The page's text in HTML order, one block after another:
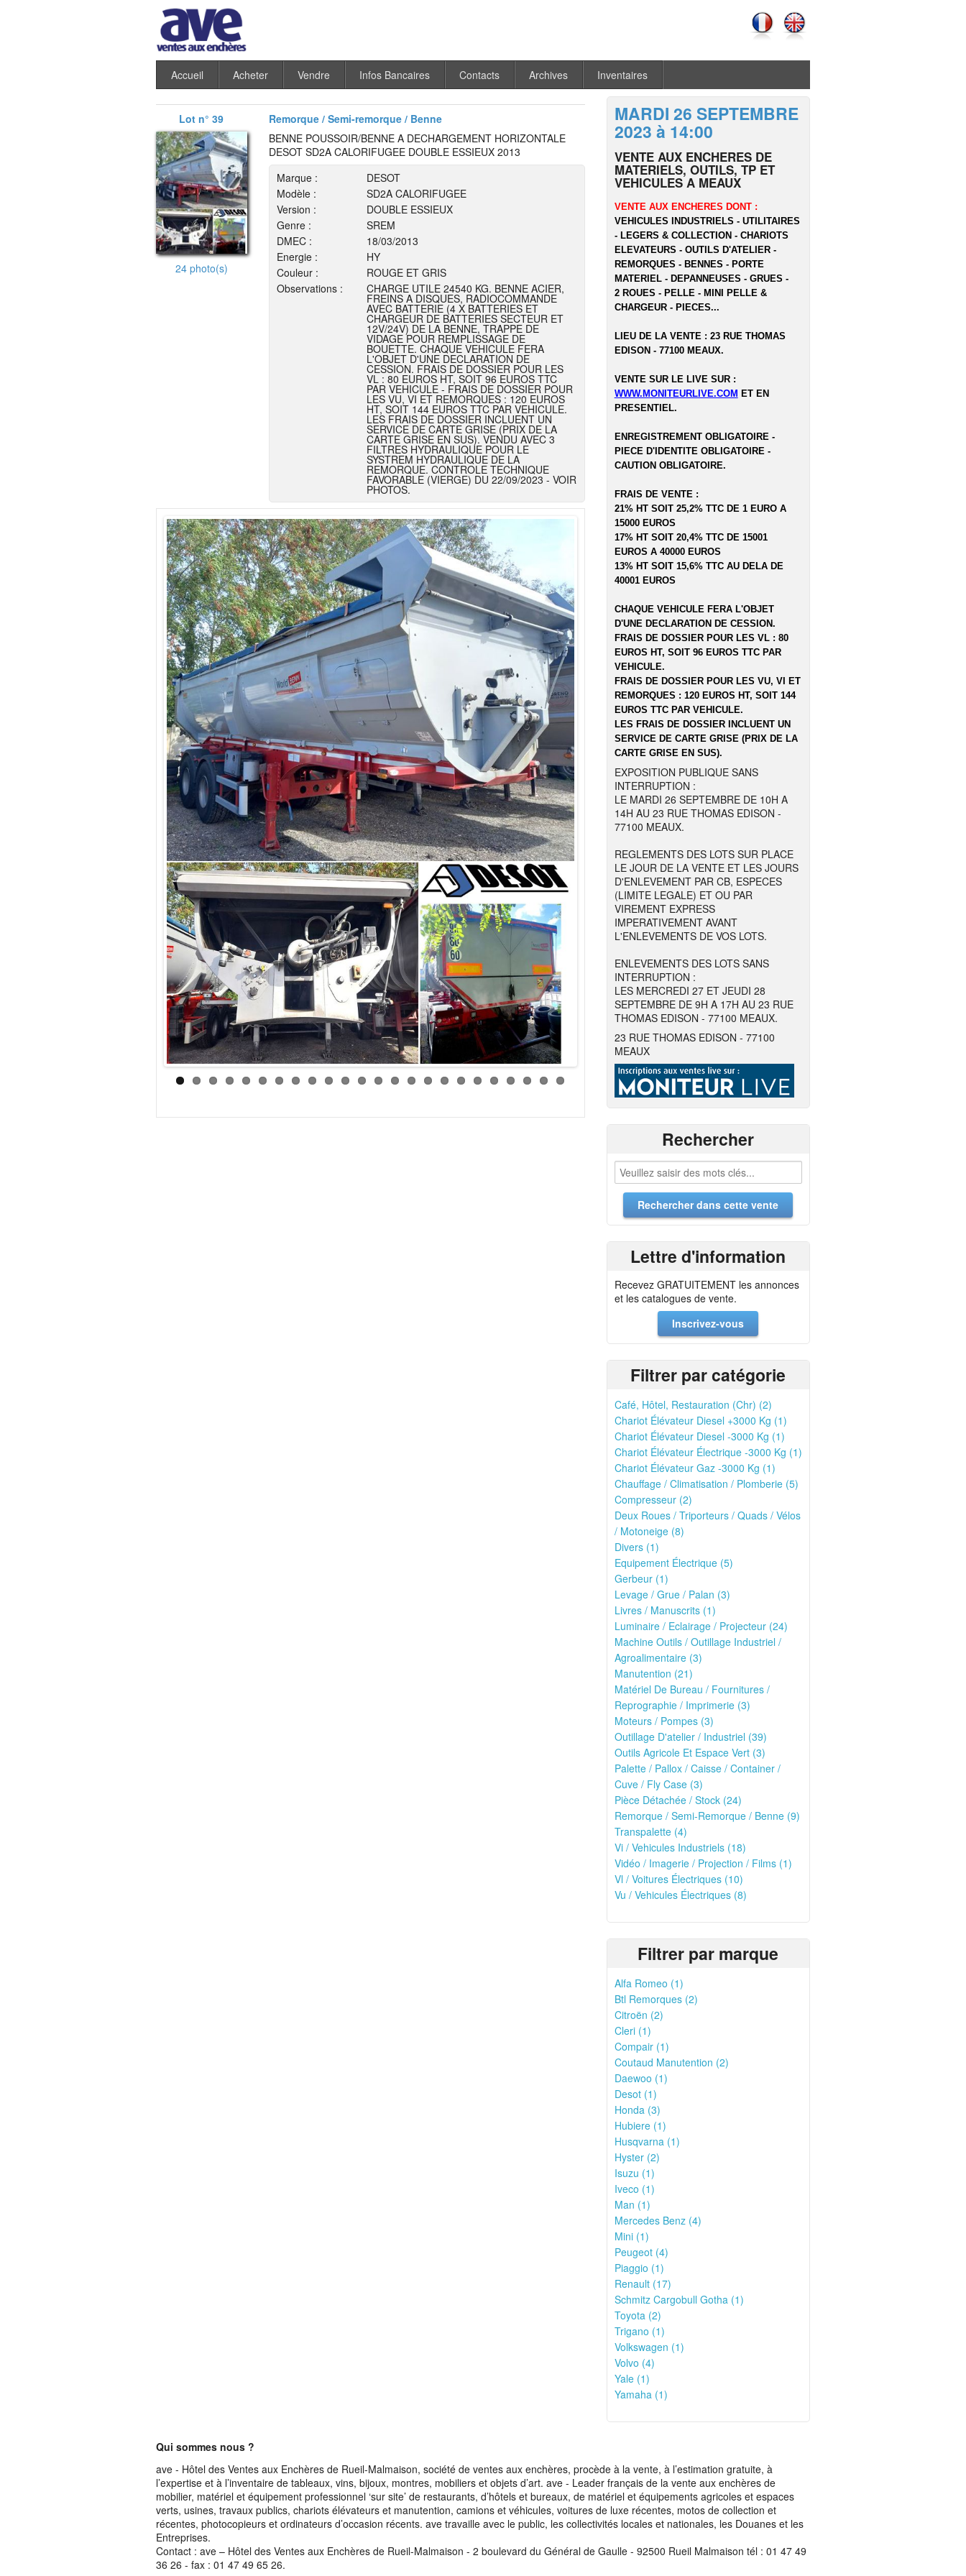
Accueil Acheter Vendre Infos Bancaires Contacts Archives Inventaires
Lot n° 39 Remorque / Semi-remorque / Benne
24 photo(s)
BENNE POUSSOIR/BENNE A DECHARGEMENT HORIZONTALE
DESOT SD2A CALORIFUGEE DOUBLE ESSIEUX 2013
Marque :
DESOT
Modèle :
SD2A CALORIFUGEE
Version :
DOUBLE ESSIEUX
Genre :
SREM
DMEC :
18/03/2013
Energie :
HY
Couleur :
ROUGE ET GRIS
Observations :
CHARGE UTILE 24540 KG. BENNE ACIER,
FREINS A DISQUES, RADIOCOMMANDE
AVEC BATTERIE (4 X BATTERIES ET
CHARGEUR DE BATTERIES SECTEUR ET
12V/24V) DE LA BENNE, TRAPPE DE
VIDAGE POUR REMPLISSAGE DE
BOUETTE. CHAQUE VEHICULE FERA
L'OBJET D'UNE DECLARATION DE
CESSION. FRAIS DE DOSSIER POUR LES
VL : 80 EUROS HT, SOIT 96 EUROS TTC
PAR VEHICULE - FRAIS DE DOSSIER POUR
LES VU, VI ET REMORQUES : 120 EUROS
HT, SOIT 144 EUROS TTC PAR VEHICULE.
LES FRAIS DE DOSSIER INCLUENT UN
SERVICE DE CARTE GRISE (PRIX DE LA
CARTE GRISE EN SUS). VENDU AVEC 3
FILTRES HYDRAULIQUE POUR LE
SYSTREM HYDRAULIQUE DE LA
REMORQUE. CONTROLE TECHNIQUE
FAVORABLE (VIERGE) DU 22/09/2023 - VOIR
PHOTOS.
MARDI 26 SEPTEMBRE
2023 à 14:00
VENTE AUX ENCHERES DE
MATERIELS, OUTILS, TP ET
VEHICULES A MEAUX
VENTE AUX ENCHERES DONT :
VEHICULES INDUSTRIELS - UTILITAIRES
- LEGERS & COLLECTION - CHARIOTS
ELEVATEURS - OUTILS D'ATELIER -
REMORQUES - BENNES - PORTE
MATERIEL - DEPANNEUSES - GRUES -
2 ROUES - PELLE - MINI PELLE &
CHARGEUR - PIECES...
LIEU DE LA VENTE : 23 RUE THOMAS
EDISON - 77100 MEAUX.
VENTE SUR LE LIVE SUR :
WWW.MONITEURLIVE.COM ET EN
PRESENTIEL.
ENREGISTREMENT OBLIGATOIRE -
PIECE D'IDENTITE OBLIGATOIRE -
CAUTION OBLIGATOIRE.
FRAIS DE VENTE :
21% HT SOIT 25,2% TTC DE 1 EURO A
15000 EUROS
17% HT SOIT 20,4% TTC DE 15001
EUROS A 40000 EUROS
13% HT SOIT 15,6% TTC AU DELA DE
40001 EUROS
CHAQUE VEHICULE FERA L'OBJET
D'UNE DECLARATION DE CESSION.
FRAIS DE DOSSIER POUR LES VL : 80
EUROS HT, SOIT 96 EUROS TTC PAR
VEHICULE.
FRAIS DE DOSSIER POUR LES VU, VI ET
REMORQUES : 120 EUROS HT, SOIT 144
EUROS TTC PAR VEHICULE.
LES FRAIS DE DOSSIER INCLUENT UN
SERVICE DE CARTE GRISE (PRIX DE LA
CARTE GRISE EN SUS).
EXPOSITION PUBLIQUE SANS
INTERRUPTION :
LE MARDI 26 SEPTEMBRE DE 10H A
14H AU 23 RUE THOMAS EDISON -
77100 MEAUX.
REGLEMENTS DES LOTS SUR PLACE
LE JOUR DE LA VENTE ET LES JOURS
D'ENLEVEMENT PAR CB, ESPECES
(LIMITE LEGALE) ET OU PAR
VIREMENT EXPRESS
IMPERATIVEMENT AVANT
L'ENLEVEMENTS DE VOS LOTS.
ENLEVEMENTS DES LOTS SANS
INTERRUPTION :
LES MERCREDI 27 ET JEUDI 28
SEPTEMBRE DE 9H A 17H AU 23 RUE
THOMAS EDISON - 77100 MEAUX.
23 RUE THOMAS EDISON - 77100
MEAUX
Rechercher
Lettre d'information
Recevez GRATUITEMENT les annonces
et les catalogues de vente.
Inscrivez-vous
Filtrer par catégorie
Café, Hôtel, Restauration (Chr) (2)
Chariot Élévateur Diesel +3000 Kg (1)
Chariot Élévateur Diesel -3000 Kg (1)
Chariot Élévateur Électrique -3000 Kg (1)
Chariot Élévateur Gaz -3000 Kg (1)
Chauffage / Climatisation / Plomberie (5)
Compresseur (2)
Deux Roues / Triporteurs / Quads / Vélos
/ Motoneige (8)
Divers (1)
Equipement Électrique (5)
Gerbeur (1)
Levage / Grue / Palan (3)
Livres / Manuscrits (1)
Luminaire / Eclairage / Projecteur (24)
Machine Outils / Outillage Industriel /
Agroalimentaire (3)
Manutention (21)
Matériel De Bureau / Fournitures /
Reprographie / Imprimerie (3)
Moteurs / Pompes (3)
Outillage D'atelier / Industriel (39)
Outils Agricole Et Espace Vert (3)
Palette / Pallox / Caisse / Container /
Cuve / Fly Case (3)
Pièce Détachée / Stock (24)
Remorque / Semi-Remorque / Benne (9)
Transpalette (4)
Vi / Vehicules Industriels (18)
Vidéo / Imagerie / Projection / Films (1)
Vl / Voitures Électriques (10)
Vu / Vehicules Électriques (8)
Filtrer par marque
Alfa Romeo (1)
Btl Remorques (2)
Citroën (2)
Cleri (1)
Compair (1)
Coutaud Manutention (2)
Daewoo (1)
Desot (1)
Honda (3)
Hubiere (1)
Husqvarna (1)
Hyster (2)
Isuzu (1)
Iveco (1)
Man (1)
Mercedes Benz (4)
Mini (1)
Peugeot (4)
Piaggio (1)
Renault (17)
Schmitz Cargobull Gotha (1)
Toyota (2)
Trigano (1)
Volkswagen (1)
Volvo (4)
Yale (1)
Yamaha (1)
Qui sommes nous ?
ave - Hôtel des Ventes aux Enchères de Rueil-Malmaison, société de ventes aux enchères, procède à la vente, à l’estimation gratuite, à
l’expertise et à l’inventaire de tableaux, vins, bijoux, montres, mobiliers et objets d’art. ave - Leader français de la vente aux enchères de
mobilier, matériel et équipement professionnel ‘sur site’ de restaurants, d’hôtels et bureaux, de matériel et équipements agricoles et espaces
verts, usines, travaux publics, chariots élévateurs et manutention, camions et véhicules, voitures de luxe récentes, motos de collection et
récentes, photocopieurs et ordinateurs d’occasion récents. ave travaille avec le public, les collectivités locales et nationales, les Douanes et les
Entreprises.
Contact : ave – Hôtel des Ventes aux Enchères de Rueil-Malmaison - 2 boulevard du Général de Gaulle - 92500 Rueil Malmaison tél : 01 47 49
36 26 - fax : 01 47 49 65 26.